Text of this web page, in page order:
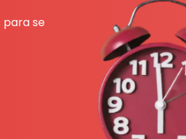
para se